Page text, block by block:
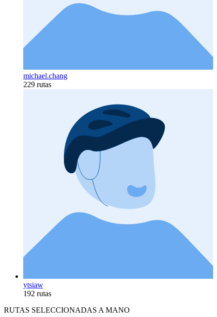
michael.chang
229 rutas
ytsiaw
192 rutas
RUTAS SELECCIONADAS A MANO